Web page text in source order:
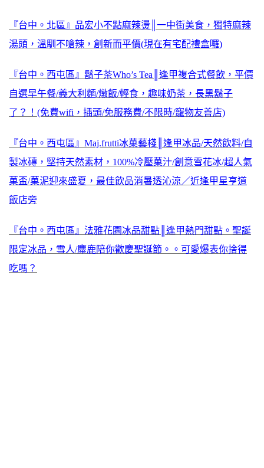
『台中。北區』品宏小不點麻辣燙║一中街美食，獨特麻辣
湯頭，溫馴不嗆辣，創新而平價(現在有宅配禮盒囉)
『台中。西屯區』鬍子茶Who’s Tea║逢甲複合式餐飲，平價
自選早午餐/義大利麵/燉飯/輕食，趣味奶茶，長黑鬍子
了？！(免費wifi，插頭/免服務費/不限時/寵物友善店)
『台中。西屯區』Maj.frutti冰菓藝棧║逢甲冰品/天然飲料/自
製冰磚，堅持天然素材，100%冷壓菓汁/創意雪花冰/超人氣
菓盃/菓泥迎來盛夏，最佳飲品消暑透沁涼／近逢甲星亨道
飯店旁
『台中。西屯區』法雅花園冰品甜點║逢甲熱門甜點。聖誕
限定冰品，雪人/麋鹿陪你歡慶聖誕節。。可愛爆表你捨得
吃嗎？